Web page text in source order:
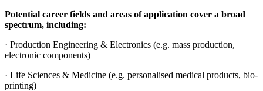
Potential career fields and areas of application cover a broad
spectrum, including:
· Production Engineering & Electronics (e.g. mass production,
electronic components)
· Life Sciences & Medicine (e.g. personalised medical products, bio-
printing)